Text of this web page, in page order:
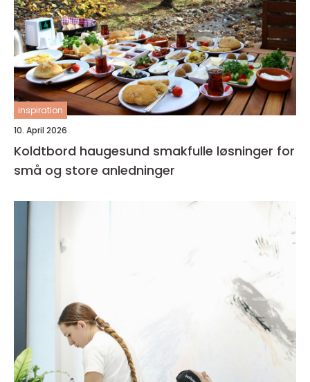
inspiration
10. April 2026
Koldtbord haugesund smakfulle løsninger for
små og store anledninger